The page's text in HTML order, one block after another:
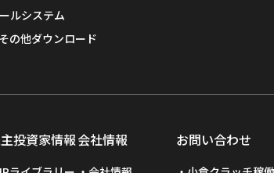
ルシステム
の他ダウンロード
投資家情報会社情報 お問い合わせ